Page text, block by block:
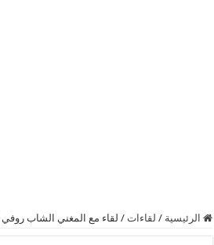
الرئيسية / لقاءات / لقاء مع المغني الشاب